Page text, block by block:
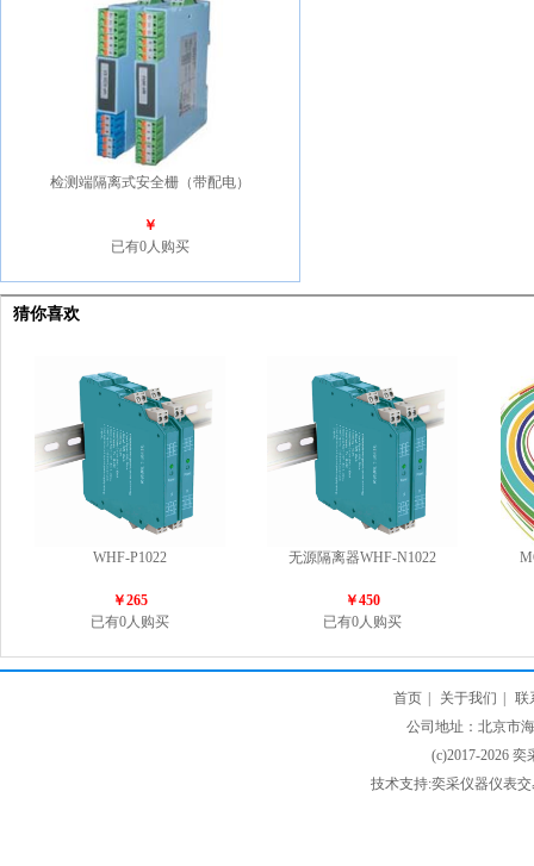
检测端隔离式安全栅（带配电）
￥
已有0人购买
猜你喜欢
WHF-P1022
￥265
已有0人购买
无源隔离器WHF-N1022
￥450
已有0人购买
首页 关于我们
联
公司地址：北京市
(c)2017-2026
技术支持:奕采仪器仪表